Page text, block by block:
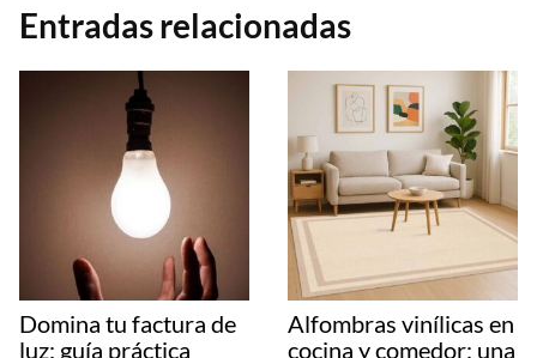
Entradas relacionadas
Domina tu factura de
luz: guía práctica
Alfombras vinílicas en
cocina y comedor: una